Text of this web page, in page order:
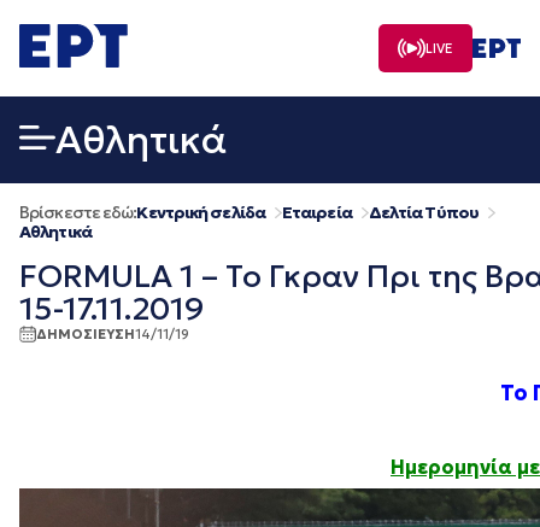
σε
περιεχόμενο
LIVE
Αθλητικά
Βρίσκεστε εδώ:Κεντρική σελίδα Εταιρεία
Δελτία Τύπου
Αθλητικά
FORMULA 1 – Το Γκραν Πρι της
15-17.11.2019
ΔΗΜΟΣΙΕΥΣΗ14/11/19
Το
Ημερομηνία